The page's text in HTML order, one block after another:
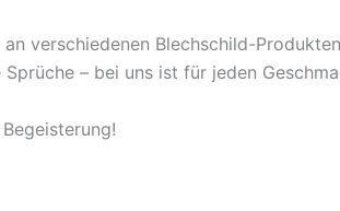
verschiedenen Blechschild-
– bei uns ist für jeden